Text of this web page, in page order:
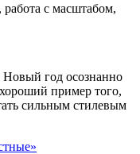
с масштабом,
Новый год осознанно
пример того,
сильным стилевым